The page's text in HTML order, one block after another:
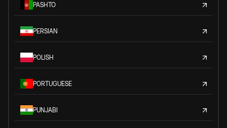
PASHTO
PERSIAN
POLISH
PORTUGUESE
PUNJABI